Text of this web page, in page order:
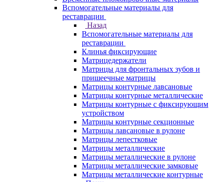
Вспомогательные материалы для
реставрации
Назад
Вспомогательные материалы для
реставрации
Клинья фиксирующие
Матрицедержатели
Матрицы для фронтальных зубов и
пришеечные матрицы
Матрицы контурные лавсановые
Матрицы контурные металлические
Матрицы контурные с фиксирующим
устройством
Матрицы контурные секционные
Матрицы лавсановые в рулоне
Матрицы лепестковые
Матрицы металлические
Матрицы металлические в рулоне
Матрицы металлические замковые
Матрицы металлические контурные